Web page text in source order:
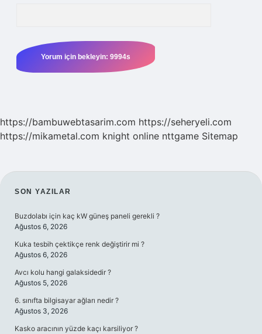
https://bambuwebtasarim.com https://seheryeli.com
https://mikametal.com knight online nttgame Sitemap
SIDEBAR
SON YAZILAR
Buzdolabı için kaç kW güneş paneli gerekli ?
Ağustos 6, 2026
Kuka tesbih çektikçe renk değiştirir mi ?
Ağustos 6, 2026
Avcı kolu hangi galaksidedir ?
Ağustos 5, 2026
6. sınıfta bilgisayar ağları nedir ?
Ağustos 3, 2026
Kasko aracının yüzde kaçı karsiliyor ?